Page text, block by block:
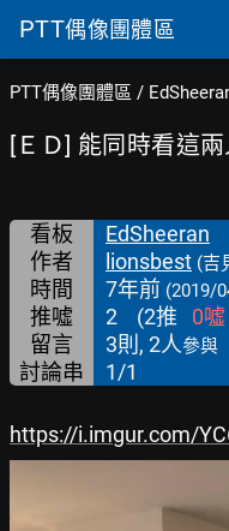
PTT偶像團體區
PTT偶像團體區 /
[ＥＤ] 能同時看這
看板
EdSheeran
作者
lionsbest (吉
時間 7年前 (2019/
推噓 2 (2推 0噓
留言
3則, 2人參與
討論串 1/1
https://i.imgur.com/